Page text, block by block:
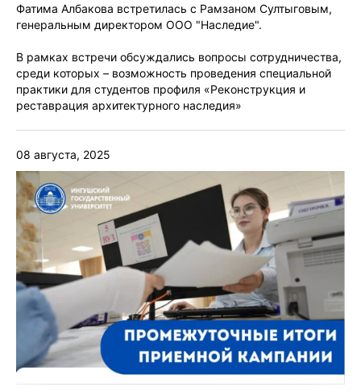
Фатима Албакова встретилась с Рамзаном Султыговым,
генеральным директором ООО "Наследие".
В рамках встречи обсуждались вопросы сотрудничества,
среди которых – возможность проведения специальной
практики для студентов профиля «Реконструкция и
реставрация архитектурного наследия»
08 августа, 2025